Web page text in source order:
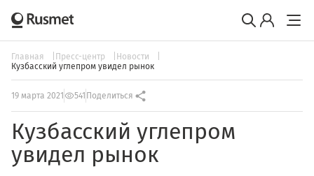
Главная Пресс-центр
Новости
Кузбасский углепром увидел рынок
19 марта 2021 541 Поделиться
Кузбасский углепром
увидел рынок